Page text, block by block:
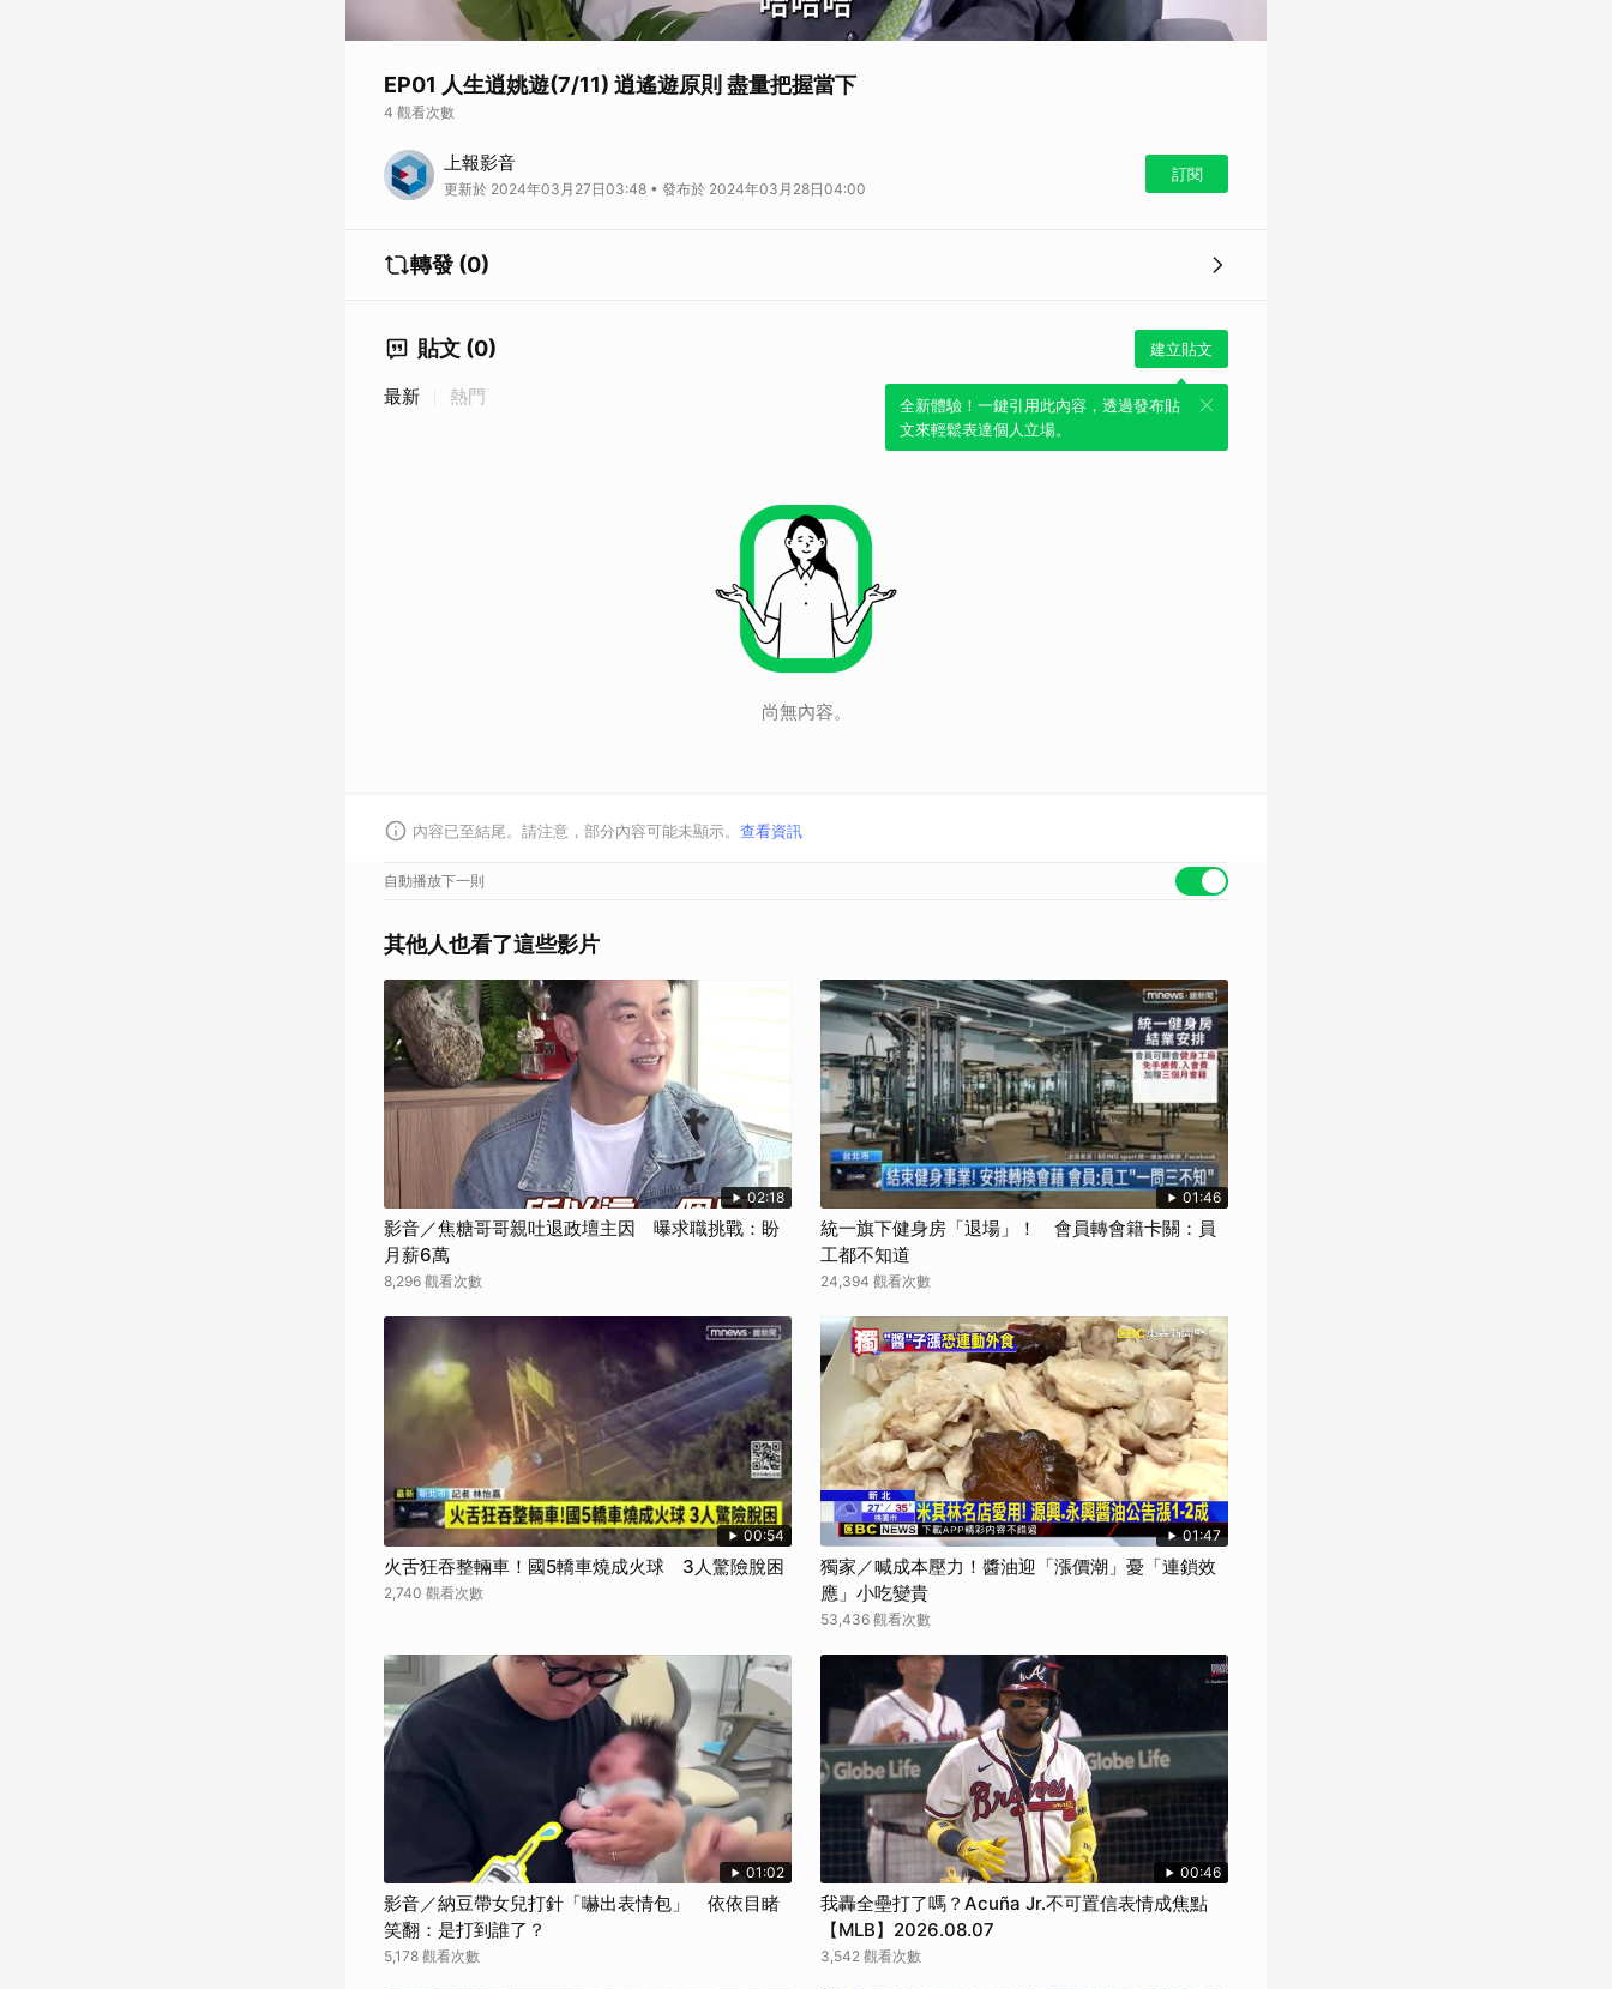
EP01 人生逍姚遊(7/11) 逍遙遊原則 盡量把握當下
4 觀看次數
上報影音
更新於 2024年03月27日03:48 • 發布於 2024年03月28日04:00
訂閱
轉發 (0)
貼文 (0) 建立貼文
全新體驗！一鍵引用此內容，透過發布貼
文來輕鬆表達個人立場。
最新 熱門
尚無內容。
內容已至結尾。請注意，部分內容可能未顯示。 查看資訊
自動播放下一則
其他人也看了這些影片
02:18
影音／焦糖哥哥親吐退政壇主因 曝求職挑戰：盼
月薪6萬
8,296 觀看次數
01:46
統一旗下健身房「退場」！ 會員轉會籍卡關：員
工都不知道
24,394 觀看次數
00:54
火舌狂吞整輛車！國5轎車燒成火球 3人驚險脫困
2,740 觀看次數
01:47
獨家／喊成本壓力！醬油迎「漲價潮」憂「連鎖效
應」小吃變貴
53,436 觀看次數
01:02
影音／納豆帶女兒打針「嚇出表情包」 依依目睹
笑翻：是打到誰了？
5,178 觀看次數
00:46
我轟全壘打了嗎？Acuña Jr.不可置信表情成焦點
【MLB】2026.08.07
3,542 觀看次數